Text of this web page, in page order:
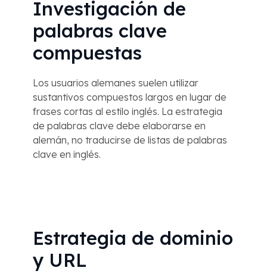
Investigación de
palabras clave
compuestas
Los usuarios alemanes suelen utilizar
sustantivos compuestos largos en lugar de
frases cortas al estilo inglés. La estrategia
de palabras clave debe elaborarse en
alemán, no traducirse de listas de palabras
clave en inglés.
Estrategia de dominio
y URL